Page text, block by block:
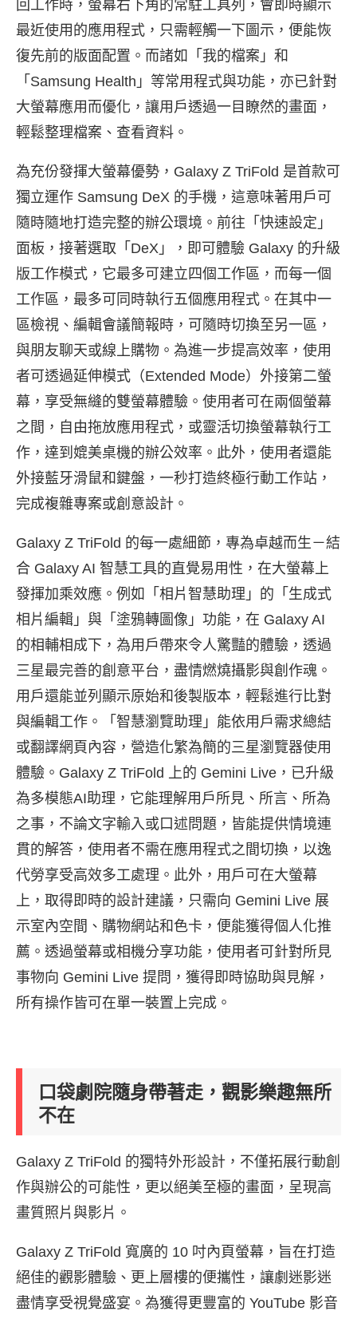
回工作時，螢幕右下角的常駐工具列，會即時顯示
最近使用的應用程式，只需輕觸一下圖示，便能恢
復先前的版面配置。而諸如「我的檔案」和
「Samsung Health」等常用程式與功能，亦已針對
大螢幕應用而優化，讓用戶透過一目瞭然的畫面，
輕鬆整理檔案、查看資料。
為充份發揮大螢幕優勢，Galaxy Z TriFold 是首款可
獨立運作 Samsung DeX 的手機，這意味著用戶可
隨時隨地打造完整的辦公環境。前往「快速設定」
面板，接著選取「DeX」，即可體驗 Galaxy 的升級
版工作模式，它最多可建立四個工作區，而每一個
工作區，最多可同時執行五個應用程式。在其中一
區檢視、編輯會議簡報時，可隨時切換至另一區，
與朋友聊天或線上購物。為進一步提高效率，使用
者可透過延伸模式（Extended Mode）外接第二螢
幕，享受無縫的雙螢幕體驗。使用者可在兩個螢幕
之間，自由拖放應用程式，或靈活切換螢幕執行工
作，達到媲美桌機的辦公效率。此外，使用者還能
外接藍牙滑鼠和鍵盤，一秒打造終極行動工作站，
完成複雜專案或創意設計。
Galaxy Z TriFold 的每一處細節，專為卓越而生－結
合 Galaxy AI 智慧工具的直覺易用性，在大螢幕上
發揮加乘效應。例如「相片智慧助理」的「生成式
相片編輯」與「塗鴉轉圖像」功能，在 Galaxy AI
的相輔相成下，為用戶帶來令人驚豔的體驗，透過
三星最完善的創意平台，盡情燃燒攝影與創作魂。
用戶還能並列顯示原始和後製版本，輕鬆進行比對
與編輯工作。「智慧瀏覽助理」能依用戶需求總結
或翻譯網頁內容，營造化繁為簡的三星瀏覽器使用
體驗。Galaxy Z TriFold 上的 Gemini Live，已升級
為多模態AI助理，它能理解用戶所見、所言、所為
之事，不論文字輸入或口述問題，皆能提供情境連
貫的解答，使用者不需在應用程式之間切換，以逸
代勞享受高效多工處理。此外，用戶可在大螢幕
上，取得即時的設計建議，只需向 Gemini Live 展
示室內空間、購物網站和色卡，便能獲得個人化推
薦。透過螢幕或相機分享功能，使用者可針對所見
事物向 Gemini Live 提問，獲得即時協助與見解，
所有操作皆可在單一裝置上完成。
口袋劇院隨身帶著走，觀影樂趣無所
不在
Galaxy Z TriFold 的獨特外形設計，不僅拓展行動創
作與辦公的可能性，更以絕美至極的畫面，呈現高
畫質照片與影片。
Galaxy Z TriFold 寬廣的 10 吋內頁螢幕，旨在打造
絕佳的觀影體驗、更上層樓的便攜性，讓劇迷影迷
盡情享受視覺盛宴。為獲得更豐富的 YouTube 影音